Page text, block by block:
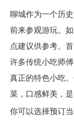
聊城作为一个历
前来参观游玩。
点建议供参考。
许多传统小吃师
真正的特色小吃
菜，口感鲜美，
你可以选择预订